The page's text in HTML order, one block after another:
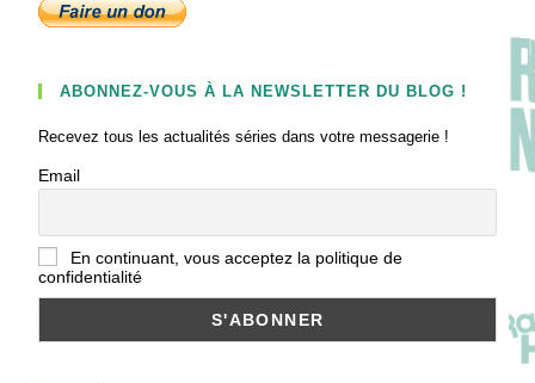
ABONNEZ-VOUS À LA NEWSLETTER DU BLOG !
Recevez tous les actualités séries dans votre messagerie !
Email
En continuant, vous acceptez la politique de
confidentialité